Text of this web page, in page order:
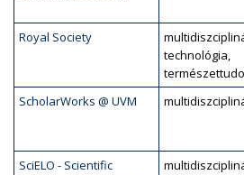
Royal Society
technológia,
ScholarWorks @ UVM
SciELO - Scientific